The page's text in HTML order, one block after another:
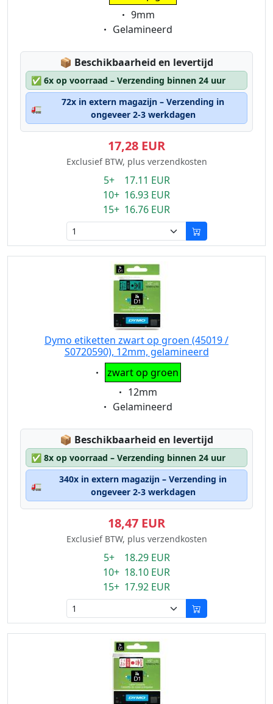
Eigenschaft:
9mm
Eigenschaft:
Gelamineerd
📦 Lagerstatus:
Beschikbaarheid en levertijd
✅ 6x op voorraad – Verzending binnen 24 uur
🚛
72x in extern magazijn – Verzending in
ongeveer 2-3 werkdagen
17,28 EUR
Exclusief BTW, plus verzendkosten
5+ 17.11 EUR
10+ 16.93 EUR
15+ 16.76 EUR
Dymo etiketten zwart op groen (45019 /
S0720590), 12mm, gelamineerd
Eigenschaft:
zwart op groen
Eigenschaft:
12mm
Eigenschaft:
Gelamineerd
📦 Lagerstatus:
Beschikbaarheid en levertijd
✅ 8x op voorraad – Verzending binnen 24 uur
🚛
340x in extern magazijn – Verzending in
ongeveer 2-3 werkdagen
18,47 EUR
Exclusief BTW, plus verzendkosten
5+ 18.29 EUR
10+ 18.10 EUR
15+ 17.92 EUR